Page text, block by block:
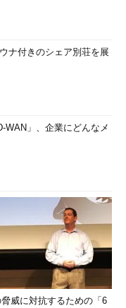
ナ付きのシェア別荘を展
WAN」、企業にどんなメ
威に対抗するための「6